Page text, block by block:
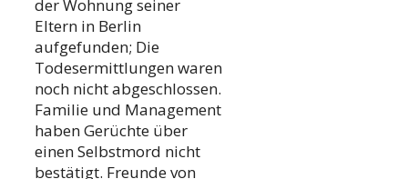
der Wohnung seiner
Eltern in Berlin
aufgefunden; Die
Todesermittlungen waren
noch nicht abgeschlossen.
Familie und Management
haben Gerüchte über
einen Selbstmord nicht
bestätigt. Freunde von